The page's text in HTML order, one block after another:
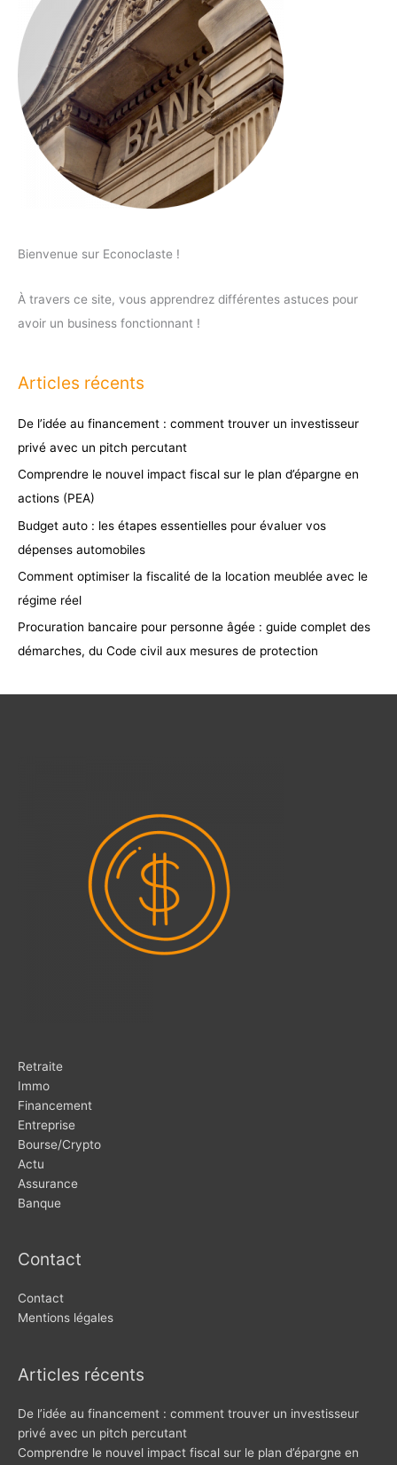
Bienvenue sur Econoclaste !
À travers ce site, vous apprendrez différentes astuces pour
avoir un business fonctionnant !
Articles récents
De l’idée au financement : comment trouver un investisseur
privé avec un pitch percutant
Comprendre le nouvel impact fiscal sur le plan d’épargne en
actions (PEA)
Budget auto : les étapes essentielles pour évaluer vos
dépenses automobiles
Comment optimiser la fiscalité de la location meublée avec le
régime réel
Procuration bancaire pour personne âgée : guide complet des
démarches, du Code civil aux mesures de protection
Retraite
Immo
Financement
Entreprise
Bourse/Crypto
Actu
Assurance
Banque
Contact
Contact
Mentions légales
Articles récents
De l’idée au financement : comment trouver un investisseur
privé avec un pitch percutant
Comprendre le nouvel impact fiscal sur le plan d’épargne en